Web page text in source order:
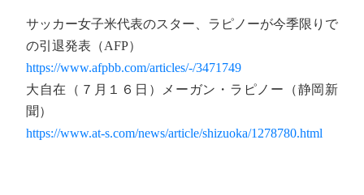
サッカー女子米代表のスター、ラピノーが今季限りで
の引退発表（AFP）
https://www.afpbb.com/articles/-/3471749
大自在（７月１６日）メーガン・ラピノー（静岡新
聞）
https://www.at-s.com/news/article/shizuoka/1278780.html